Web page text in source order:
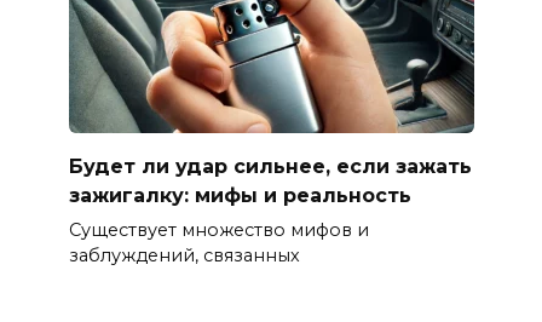
Будет ли удар сильнее, если зажать
зажигалку: мифы и реальность
Существует множество мифов и
заблуждений, связанных